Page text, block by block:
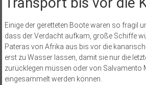
Einige der geretteten Boote waren so fragil
dass der Verdacht aufkam, große Schiffe
Pateras von Afrika aus bis vor die
erst zu Wasser lassen, damit sie nur die
zurücklegen müssen oder von Salvamento
eingesammelt werden können.